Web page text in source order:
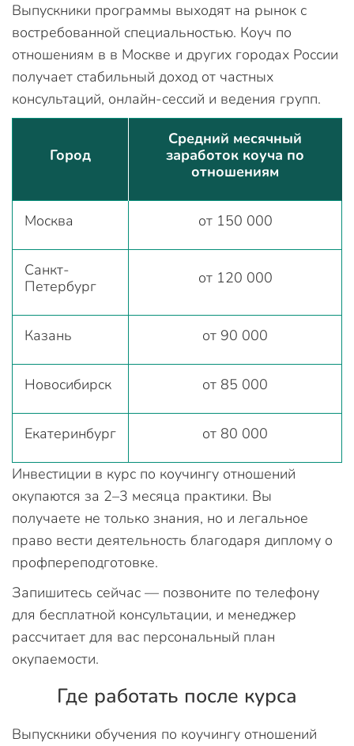
Выпускники программы выходят на рынок с
востребованной специальностью. Коуч по
отношениям в в Москве и других городах России
получает стабильный доход от частных
консультаций, онлайн-сессий и ведения групп.
Город
Средний месячный
заработок коуча по
отношениям
Москва от 150 000
Санкт-
Петербург
от 120 000
Казань от 90 000
Новосибирск от 85 000
Екатеринбург от 80 000
Инвестиции в курс по коучингу отношений
окупаются за 2–3 месяца практики. Вы
получаете не только знания, но и легальное
право вести деятельность благодаря диплому о
профпереподготовке.
Запишитесь сейчас — позвоните по телефону
для бесплатной консультации, и менеджер
рассчитает для вас персональный план
окупаемости.
Где работать после курса
Выпускники обучения по коучингу отношений